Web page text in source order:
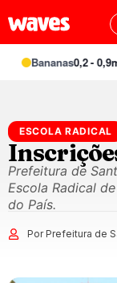
Bananas0,2 - 0,9m
ESCOLA RADICAL
Prefeitura de
Escola Radical
do País.
Por Prefeitura de